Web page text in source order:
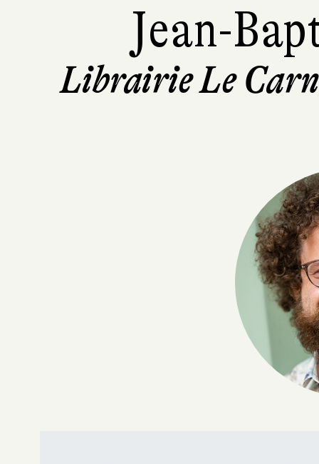
Jean-
Librairie Le